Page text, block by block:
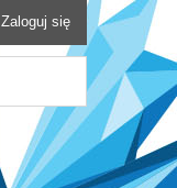
Zaloguj się